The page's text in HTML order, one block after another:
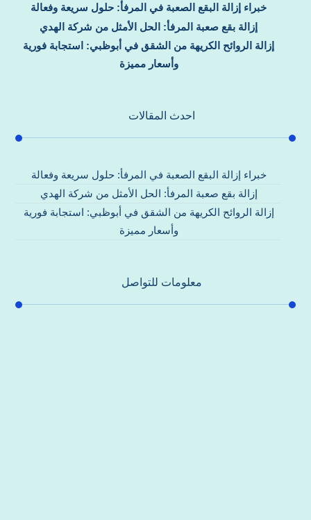
خبراء إزالة البقع الصعبة في المرفأ: حلول سريعة وفعالة
إزالة بقع صعبة المرفأ: الحل الأمثل من شركة الهدي
إزالة الروائح الكريهة من الشقق في أبوظبي: استجابة فورية
وأسعار مميزة
احدث المقالات
خبراء إزالة البقع الصعبة في المرفأ: حلول سريعة وفعالة
إزالة بقع صعبة المرفأ: الحل الأمثل من شركة الهدي
إزالة الروائح الكريهة من الشقق في أبوظبي: استجابة فورية
وأسعار مميزة
معلومات للتواصل